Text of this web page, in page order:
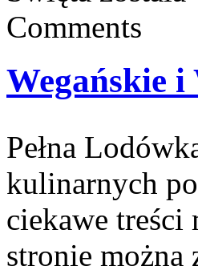
Comments
Wegańskie i
Pełna
kulinarnych
ciekawe treści
stronie można